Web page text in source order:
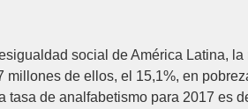
social de América Latina,
de ellos, el 15,1%, en
de analfabetismo para 2017 es